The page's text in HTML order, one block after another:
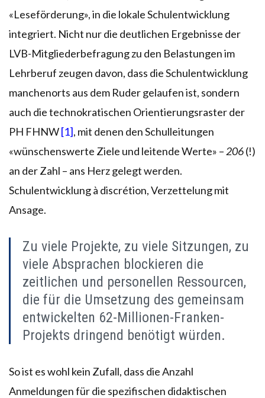
«Leseförderung», in die lokale Schulentwicklung
integriert. Nicht nur die deutlichen Ergebnisse der
LVB-Mitgliederbefragung zu den Belastungen im
Lehrberuf zeugen davon, dass die Schulentwicklung
manchenorts aus dem Ruder gelaufen ist, sondern
auch die technokratischen Orientierungsraster der
PH FHNW[1], mit denen den Schulleitungen
«wünschenswerte Ziele und leitende Werte» – 206(!)
an der Zahl – ans Herz gelegt werden.
Schulentwicklung à discrétion, Verzettelung mit
Ansage.
Zu viele Projekte, zu viele Sitzungen, zu
viele Absprachen blockieren die
zeitlichen und personellen Ressourcen,
die für die Umsetzung des gemeinsam
entwickelten 62-Millionen-Franken-
Projekts dringend benötigt würden.
So ist es wohl kein Zufall, dass die Anzahl
Anmeldungen für die spezifischen didaktischen